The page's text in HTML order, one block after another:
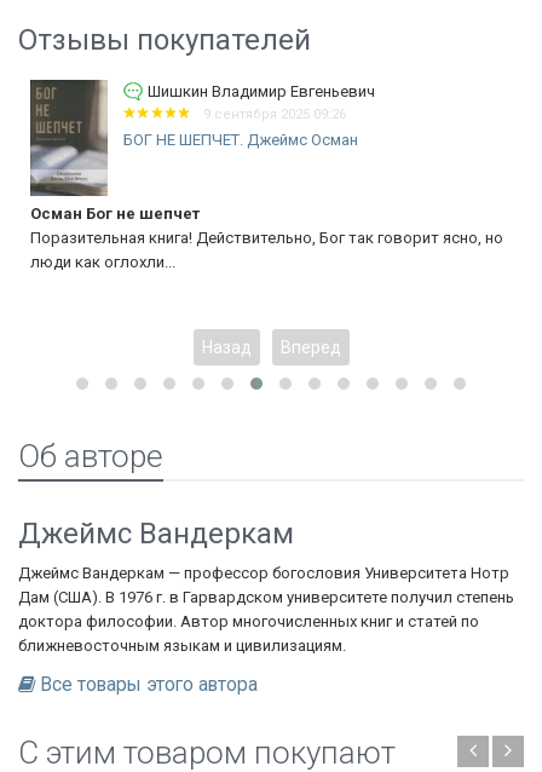
Отзывы покупателей
Шишкин Владимир Евгеньевич
9 сентября 2025 09:26
БОГ НЕ ШЕПЧЕТ. Джеймс Осман
Осман Бог не шепчет
Поразительная книга! Действительно, Бог так говорит ясно, но
люди как оглохли...
Назад Вперед
Об авторе
Джеймс Вандеркам
Джеймс Вандеркам — профессор богословия Университета Нотр
Дам (США). В 1976 г. в Гарвардском университете получил степень
доктора философии. Автор многочисленных книг и статей по
ближневосточным языкам и цивилизациям.
Все товары этого автора
C этим товаром покупают